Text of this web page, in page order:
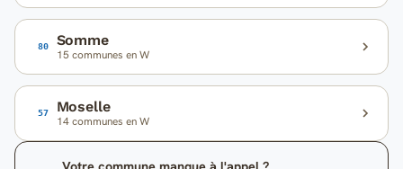
80 Somme
15 communes en W
57 Moselle
14 communes en W